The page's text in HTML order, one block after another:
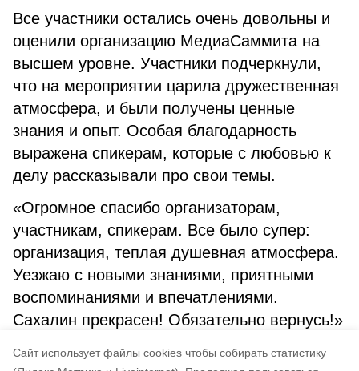
Cайт использует файлы cookies чтобы собирать статистику
Все участники остались очень довольны и
оценили организацию МедиаСаммита на
высшем уровне. Участники подчеркнули,
что на мероприятии царила дружественная
атмосфера, и были получены ценные
знания и опыт. Особая благодарность
выражена спикерам, которые с любовью к
делу рассказывали про свои темы.
«Огромное спасибо организаторам,
участникам, спикерам. Все было супер:
организация, теплая душевная атмосфера.
Уезжаю с новыми знаниями, приятными
воспоминаниями и впечатлениями.
Сахалин прекрасен! Обязательно вернусь!»
Виктория Логинова.